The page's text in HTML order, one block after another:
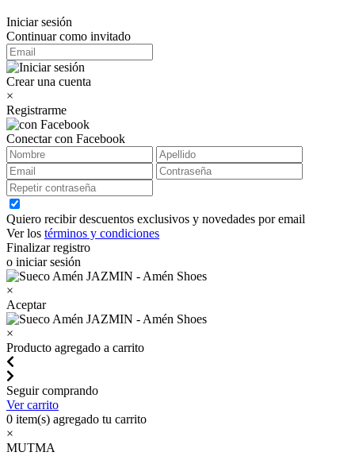
Iniciar sesión
Continuar como invitado
Crear una cuenta
×
Registrarme
Conectar con Facebook
Quiero recibir descuentos exclusivos y novedades por email
Ver los términos y condiciones
Finalizar registro
o iniciar sesión
×
Aceptar
×
Producto agregado a carrito
Seguir comprando
Ver carrito
0 item(s) agregado tu carrito
×
MUTMA